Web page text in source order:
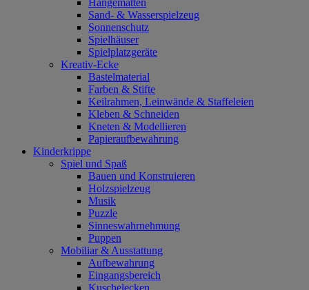
Hängematten
Sand- & Wasserspielzeug
Sonnenschutz
Spielhäuser
Spielplatzgeräte
Kreativ-Ecke
Bastelmaterial
Farben & Stifte
Keilrahmen, Leinwände & Staffeleien
Kleben & Schneiden
Kneten & Modellieren
Papieraufbewahrung
Kinderkrippe
Spiel und Spaß
Bauen und Konstruieren
Holzspielzeug
Musik
Puzzle
Sinneswahrnehmung
Puppen
Mobiliar & Ausstattung
Aufbewahrung
Eingangsbereich